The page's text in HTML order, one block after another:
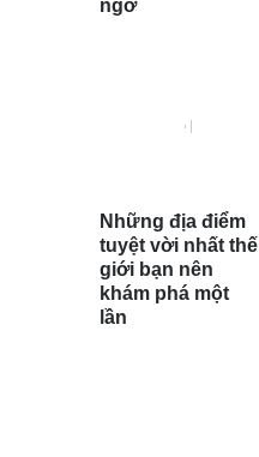
ngờ
Những địa điểm
tuyệt vời nhất thế
giới bạn nên
khám phá một
lần